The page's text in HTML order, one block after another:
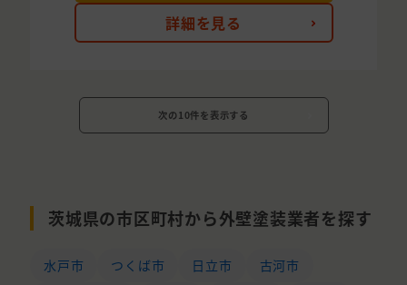
詳細を見る
次の10件を表示する
茨城県の市区町村から外壁塗装業者を探す
水戸市 つくば市 日立市
古河市